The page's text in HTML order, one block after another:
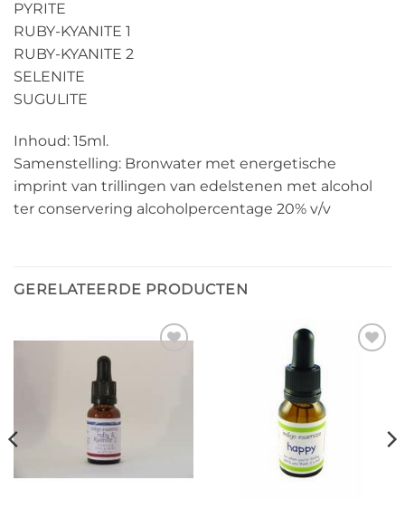
PYRITE
RUBY-KYANITE 1
RUBY-KYANITE 2
SELENITE
SUGULITE
Inhoud: 15ml.
Samenstelling: Bronwater met energetische
imprint van trillingen van edelstenen met alcohol
ter conservering alcoholpercentage 20% v/v
GERELATEERDE PRODUCTEN